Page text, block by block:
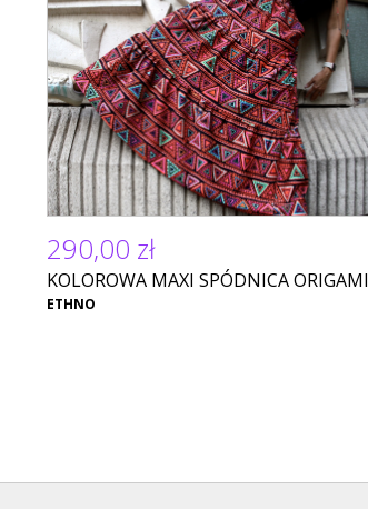
290,00 zł
KOLOROWA MAXI SPÓDNICA ORIGAMI
ETHNO